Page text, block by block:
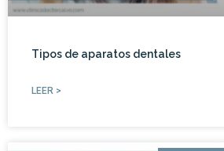
Tipos de aparatos dentales
LEER >